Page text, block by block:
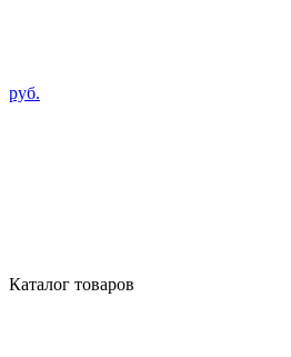
руб.
Каталог товаров